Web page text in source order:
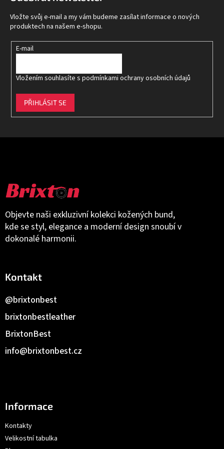
Objevte naši exkluzivní kolekci kožených bund,
kde se styl, elegance a moderní design snoubí v
dokonalé harmonii.
Kontakt
info@brixtonbest.cz
BrixtonBest
brixtonbestleather
@brixtonbest
Informace
Kontakty
Velikostní tabulka
Vložte svůj e-mail a my vám budeme zasílat informace o nových
produktech na našem e-shopu.
E-mail
Vložením souhlasíte s podmínkami ochrany osobních údajů
PŘIHLÁSIT SE